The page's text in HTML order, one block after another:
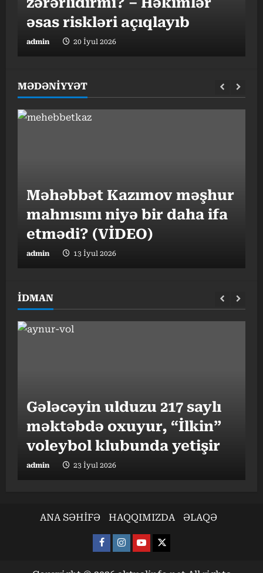
əsas riskləri açıqlayıb
admin 20 İyul 2026
MƏDƏNİYYƏT
Məhəbbət Kazımov məşhur
mahnısını niyə bir daha ifa
etmədi? (VİDEO)
admin 13 İyul 2026
İDMAN
Gələcəyin ulduzu 217 saylı
məktəbdə oxuyur, “İlkin”
voleybol klubunda yetişir
admin 23 İyul 2026
ANA SƏHİFƏ HAQQIMIZDA ƏLAQƏ
Facebook
Instagram
Youtube
X